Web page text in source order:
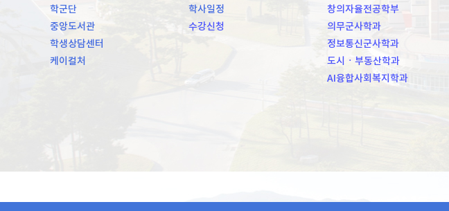
학군단
중앙도서관
학생상담센터
케이컬처
학사일정
수강신청
창의자율전공학부
의무군사학과
정보통신군사학과
도시ㆍ부동산학과
AI융합사회복지학과